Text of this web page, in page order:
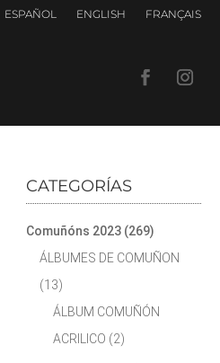
ESPAÑOL ENGLISH FRANÇAIS
CATEGORÍAS
Comuñóns 2023 (269)
ÁLBUMES DE COMUÑON
(13)
ÁLBUM COMUÑÓN
ACRILICO (2)